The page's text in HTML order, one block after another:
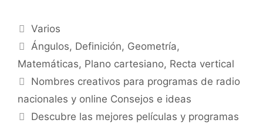
Categories
Varios
Tags
Ángulos, Definición, Geometría,
Matemáticas, Plano cartesiano, Recta vertical
Post
navigation
Nombres creativos para programas de radio
nacionales y online Consejos e ideas
Descubre las mejores películas y programas